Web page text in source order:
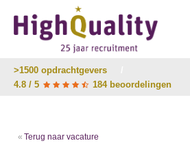
>1500 opdrachtgevers
4.8 / 5
184 beoordelingen
Terug naar vacature